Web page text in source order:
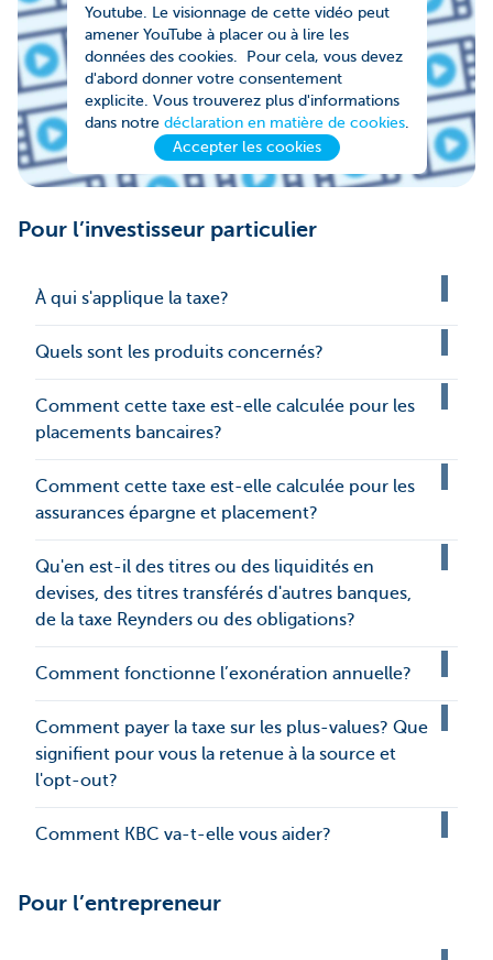
Youtube. Le visionnage de cette vidéo peut
amener YouTube à placer ou à lire les
données des cookies. Pour cela, vous devez
d'abord donner votre consentement
explicite. Vous trouverez plus d'informations
dans notre déclaration en matière de cookies.
Accepter les cookies
Pour l’investisseur particulier
À qui s'applique la taxe?
Quels sont les produits concernés?
Comment cette taxe est-elle calculée pour les
placements bancaires?
Comment cette taxe est-elle calculée pour les
assurances épargne et placement?
Qu'en est-il des titres ou des liquidités en
devises, des titres transférés d'autres banques,
de la taxe Reynders ou des obligations?
Comment fonctionne l’exonération annuelle?
Comment payer la taxe sur les plus-values? Que
signifient pour vous la retenue à la source et
l'opt-out?
Comment KBC va-t-elle vous aider?
Pour l’entrepreneur